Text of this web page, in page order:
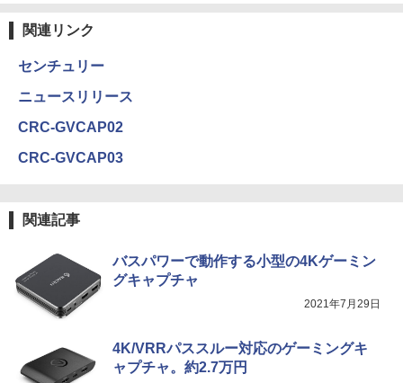
関連リンク
センチュリー
ニュースリリース
CRC-GVCAP02
CRC-GVCAP03
関連記事
バスパワーで動作する小型の4Kゲーミン
グキャプチャ
2021年7月29日
4K/VRRパススルー対応のゲーミングキ
ャプチャ。約2.7万円